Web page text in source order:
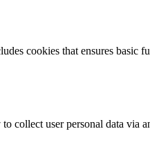
cookies that ensures basic
user personal data via